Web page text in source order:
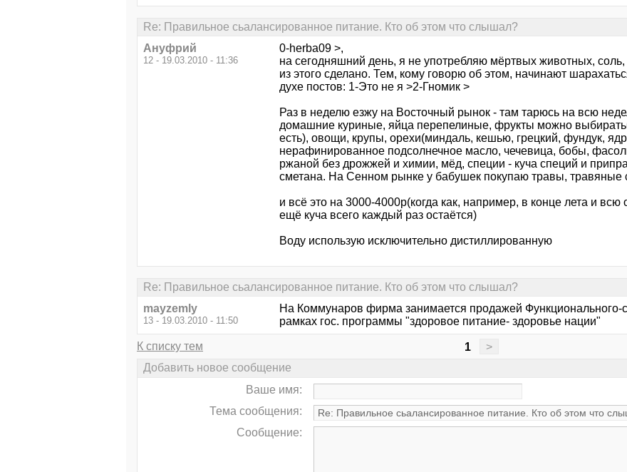
Re: Правильное сьалансированное питание. Кто об этом что слышал?
Ануфрий
12 - 19.03.2010 - 11:36
0-herba09 >,
на сегодняшний день, я не употребляю мёртвых животных,
из этого сделано. Тем, кому говорю об этом, начинают
духе постов: 1-Это не я >2-Гномик >
Раз в неделю езжу на Восточный рынок - там тарюсь на всю
домашние куриные, яйца перепелиные, фрукты можно
есть), овощи, крупы, орехи(миндаль, кешью, грецкий, фундук,
нерафинированное подсолнечное масло, чечевица, бобы,
ржаной без дрожжей и химии, мёд, специи - куча специй и
сметана. На Сенном рынке у бабушек покупаю травы, травяные
и всё это на 3000-4000р(когда как, например, в конце лета и
ещё куча всего каждый раз остаётся)
Воду использую исключительно дистиллированную
Re: Правильное сьалансированное питание. Кто об этом что слышал?
mayzemly
13 - 19.03.2010 - 11:50
На Коммунаров фирма занимается продажей Функционального-
рамках гос. программы "здоровое питание- здоровье нации"
К списку тем 1 >
Добавить новое сообщение
Ваше имя:
Тема сообщения:
Сообщение: